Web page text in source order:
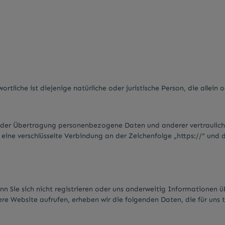
ist diejenige natürliche oder juristische Person, die allein
Übertragung personenbezogene Daten und anderer
verschlüsselte Verbindung an der Zeichenfolge „https://“
Sie sich nicht registrieren oder uns anderweitig Informationen
Website aufrufen, erheben wir die folgenden Daten, die für